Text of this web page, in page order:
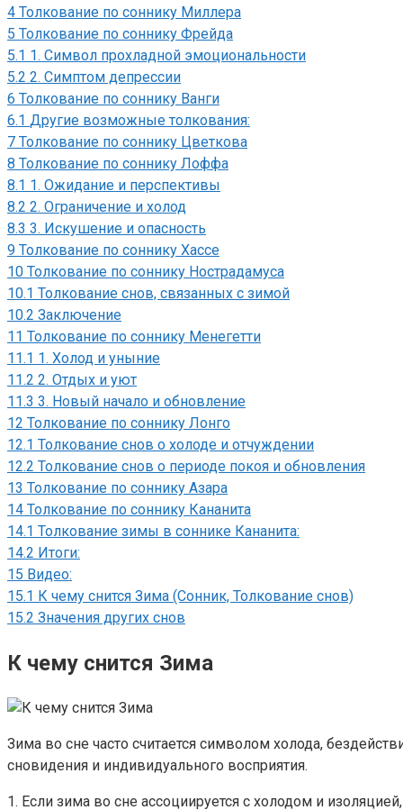
4 Толкование по соннику Миллера
5 Толкование по соннику Фрейда
5.1 1. Символ прохладной эмоциональности
5.2 2. Симптом депрессии
6 Толкование по соннику Ванги
6.1 Другие возможные толкования:
7 Толкование по соннику Цветкова
8 Толкование по соннику Лоффа
8.1 1. Ожидание и перспективы
8.2 2. Ограничение и холод
8.3 3. Искушение и опасность
9 Толкование по соннику Хассе
10 Толкование по соннику Нострадамуса
10.1 Толкование снов, связанных с зимой
10.2 Заключение
11 Толкование по соннику Менегетти
11.1 1. Холод и уныние
11.2 2. Отдых и уют
11.3 3. Новый начало и обновление
12 Толкование по соннику Лонго
12.1 Толкование снов о холоде и отчуждении
12.2 Толкование снов о периоде покоя и обновления
13 Толкование по соннику Азара
14 Толкование по соннику Кананита
14.1 Толкование зимы в соннике Кананита:
14.2 Итоги:
15 Видео:
15.1 К чему снится Зима (Сонник, Толкование снов)
15.2 Значения других снов
К чему снится Зима
Зима во сне часто считается символом холода,
сновидения и индивидуального восприятия.
1. Если зима во сне ассоциируется с холодом и